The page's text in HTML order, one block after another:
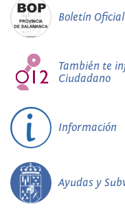
Boletín
También te
Ciudadano
Información
Ayudas y